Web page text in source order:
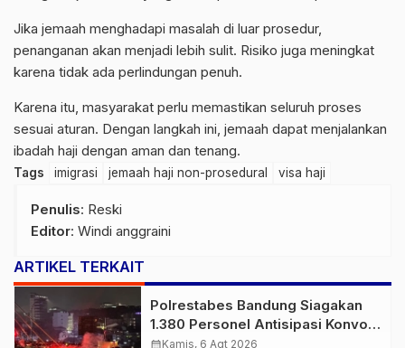
Jika jemaah menghadapi masalah di luar prosedur,
penanganan akan menjadi lebih sulit. Risiko juga meningkat
karena tidak ada perlindungan penuh.
Karena itu, masyarakat perlu memastikan seluruh proses
sesuai aturan. Dengan langkah ini, jemaah dapat menjalankan
ibadah haji dengan aman dan tenang.
Tags imigrasi jemaah haji non-prosedural visa haji
Penulis: Reski
Editor: Windi anggraini
ARTIKEL TERKAIT
Polrestabes Bandung Siagakan
1.380 Personel Antisipasi Konvoi
Bobotoh Usai Final Piala Presiden
calendar_monthKamis, 6 Agt 2026